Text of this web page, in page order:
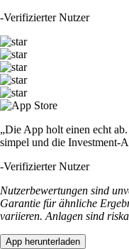
-Verifizierter Nutzer
„Die App holt einen echt
simpel und die Investment-
-Verifizierter Nutzer
Nutzerbewertungen sind
Garantie für ähnliche
variieren. Anlagen sind
App herunterladen